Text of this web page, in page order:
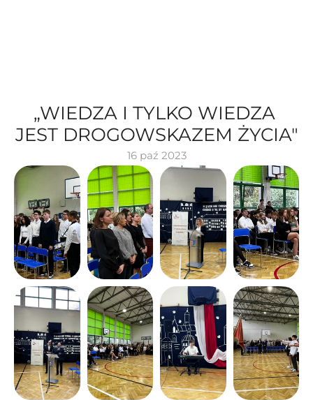
„WIEDZA I TYLKO WIEDZA
JEST DROGOWSKAZEM ŻYCIA"
16 paź 2023